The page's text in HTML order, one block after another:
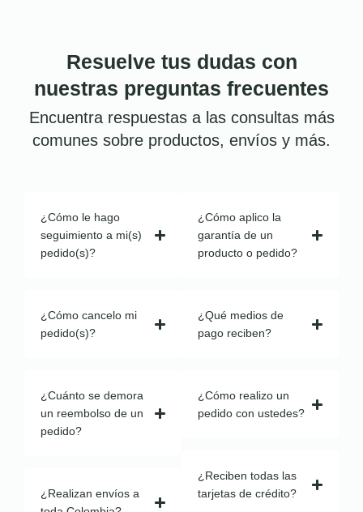
Resuelve tus dudas con
nuestras preguntas frecuentes
Encuentra respuestas a las consultas más
comunes sobre productos, envíos y más.
¿Cómo le hago
seguimiento a mi(s)
pedido(s)?
¿Cómo cancelo mi
pedido(s)?
¿Cuánto se demora
un reembolso de un
pedido?
¿Realizan envíos a
¿Cómo aplico la
garantía de un
producto o pedido?
¿Qué medios de
pago reciben?
¿Cómo realizo un
pedido con ustedes?
¿Reciben todas las
tarjetas de crédito?